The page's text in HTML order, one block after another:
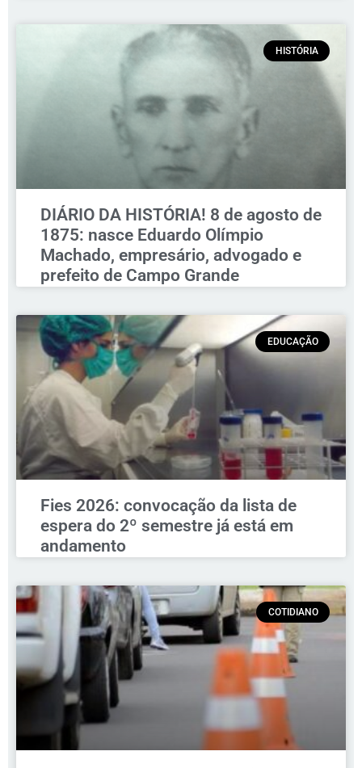
HISTÓRIA
DIÁRIO DA HISTÓRIA! 8 de agosto de
1875: nasce Eduardo Olímpio
Machado, empresário, advogado e
prefeito de Campo Grande
EDUCAÇÃO
Fies 2026: convocação da lista de
espera do 2º semestre já está em
andamento
COTIDIANO